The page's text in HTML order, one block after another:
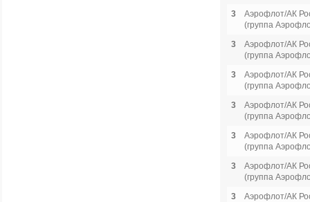
3
Аэрофлот/АК
(группа
3
Аэрофлот/АК
(группа
3
Аэрофлот/АК
(группа
3
Аэрофлот/АК
(группа
3
Аэрофлот/АК
(группа
3
Аэрофлот/АК
(группа
3
Аэрофлот/АК